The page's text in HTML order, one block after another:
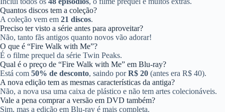
Quantos discos tem a coleção?
A coleção vem em 21 discos.
Preciso ter visto a série antes para aproveitar?
Não, tanto fãs antigos quanto novos vão adorar!
O que é “Fire Walk with Me”?
É o filme prequel da série Twin Peaks.
Qual é o preço de “Fire Walk with Me” em Blu-ray?
Está com 50% de desconto, saindo porR$ 20 (antes era R$ 40).
A nova edição tem as mesmas características da antiga?
Não, a nova usa uma caixa de plástico e não tem artes colecionáveis.
Vale a pena comprar a versão em DVD também?
Sim, mas a edição em Blu-ray é mais completa.